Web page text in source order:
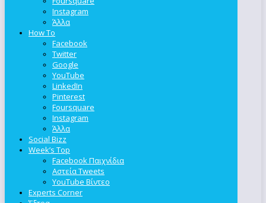
Instagram
Άλλα
How To
Facebook
Twitter
Google
YouTube
LinkedIn
Pinterest
Foursquare
Instagram
Άλλα
Social Bizz
Week’s Top
Facebook Παιχνίδια
Αστεία Tweets
YouTube Βίντεο
Experts Corner